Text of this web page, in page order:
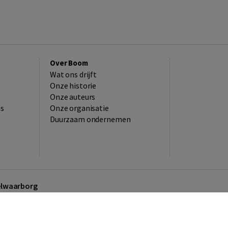
Over Boom
Wat ons drijft
Onze historie
Onze auteurs
Onze organisatie
Duurzaam ondernemen